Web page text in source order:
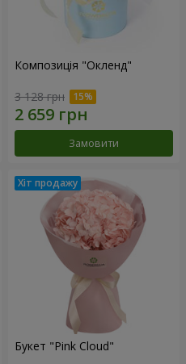
Композиція "Окленд"
3 128 грн
Замовити
Букет "Pink Cloud"